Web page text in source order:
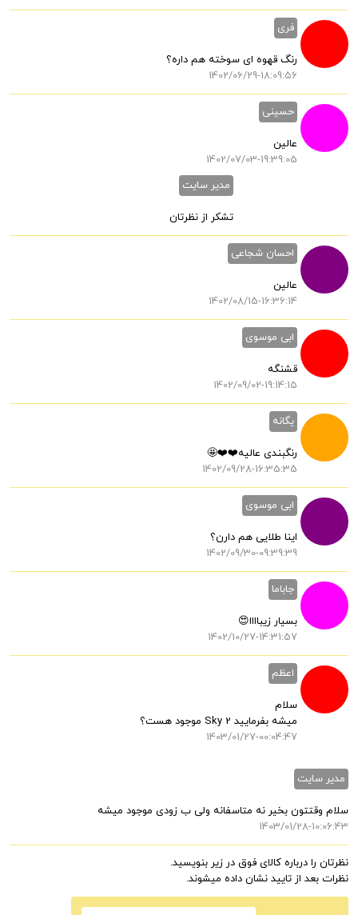
فری
رنگ قهوه ای سوخته هم داره؟
1402/06/29-18:09:56
حسینی
عالین
1402/07/03-19:39:05
مدیر سایت
تشکر از نظرتان
احسان شجاعی
عالین
1402/08/15-16:36:14
ابی موسوی
قشنگه
1402/09/02-19:14:15
یگانه
رنگبندی عالیه❤️❤️🤩
1402/09/28-16:35:35
ابی موسوی
اینا طلایی هم دارن؟
1402/09/30-09:39:39
جاباما
بسیار زیباااا😍
1402/10/27-14:31:57
اعظم
سلام
میشه بفرمایید Sky 2 موجود هست؟
1403/01/27-00:04:47
مدیر سایت
سلام وقتتون بخیر نه متاسفانه ولی ب زودی موجود میشه
1403/01/28-10:06:43
نظرتان را درباره کالای فوق در زیر بنویسید.
نظرات بعد از تایید نشان داده میشوند.